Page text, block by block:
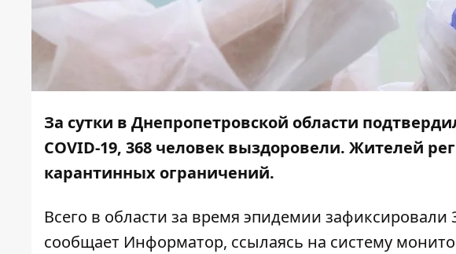
За сутки в Днепропетровской области
COVID-19, 368 человек выздоровели. Жителей
карантинных ограничений.
Всего в области за время эпидемии
сообщает Информатор, ссылаясь на систему